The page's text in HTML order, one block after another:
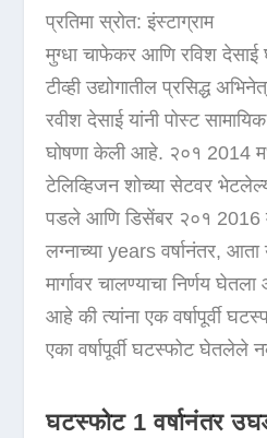
प्रतिमा स्रोत: इंस्टाग्राम
मुग्धा चाफेकर आणि रविश देसाई
टीव्ही उद्योगातील प्रसिद्ध
रवीश देसाई यांनी पोस्ट
घोषणा केली आहे. २०१ 2014
टेलिव्हिजन शोच्या सेटवर
पडले आणि डिसेंबर २०१ 2016
लग्नाच्या years वर्षानंतर, आता
मार्गावर चालण्याचा निर्णय
आहे की त्यांना एक वर्षापूर्वी
एका वर्षापूर्वी घटस्फोट घेतलेले
घटस्फोट 1 वर्षानंतर